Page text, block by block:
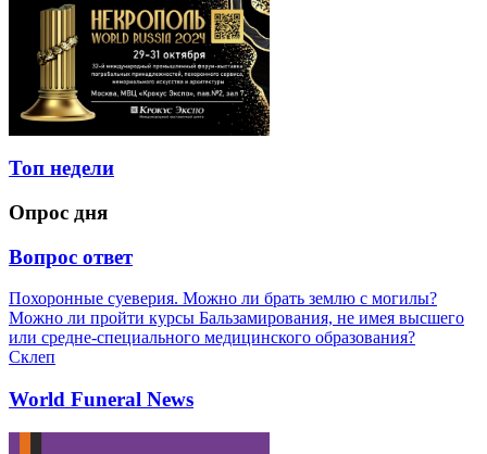
Топ недели
Опрос дня
Вопрос ответ
Похоронные суеверия. Можно ли брать землю с могилы?
Можно ли пройти курсы Бальзамирования, не имея высшего
или средне-специального медицинского образования?
Склеп
World Funeral News